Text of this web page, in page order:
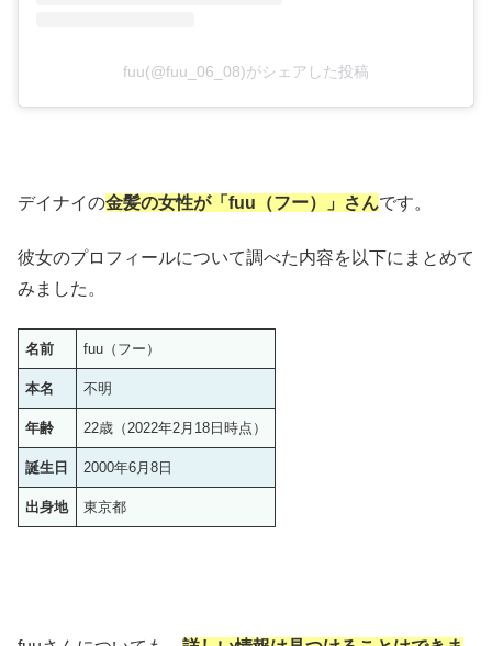
fuu(@fuu_06_08)がシェアした投稿
デイナイの金髪の女性が「fuu（フー）」さんです。
彼女のプロフィールについて調べた内容を以下にまとめて
みました。
名前 fuu（フー）
本名 不明
年齢 22歳（2022年2月18日時点）
誕生日 2000年6月8日
出身地 東京都